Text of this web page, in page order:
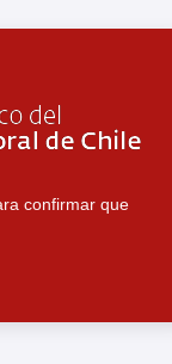
confirmar que